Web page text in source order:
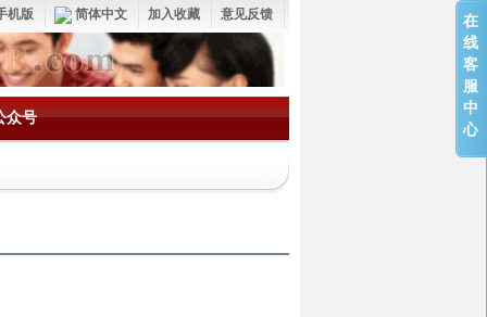
意见反馈
加入收藏
简体中文
机版
众号
在
线
客
服
中
心